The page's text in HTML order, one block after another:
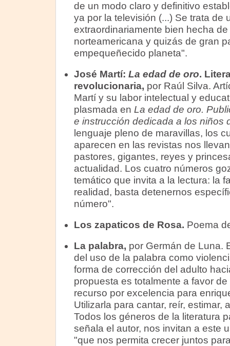
de un modo claro y definitivo
ya por la televisión (...) Se trata de
extraordinariamente bien hecha
norteamericana y quizás de gran
empequeñecido planeta".
José Martí: La edad de oro.
revolucionaria, por Raúl Silva.
Martí y su labor intelectual y
plasmada en La edad de oro.
e instrucción dedicada a los niños
lenguaje pleno de maravillas, los
aparecen en las revistas nos
pastores, gigantes, reyes y
actualidad. Los cuatro números
temático que invita a la lectura: la
realidad, basta detenernos
número".
Los zapaticos de Rosa. Poema
La palabra, por Germán de Luna.
del uso de la palabra como
forma de corrección del adulto
propuesta es totalmente a favor
recurso por excelencia para
Utilizarla para cantar, reír, estimar,
Todos los géneros de la literatura
señala el autor, nos invitan a este
"que nos permita crecer juntos